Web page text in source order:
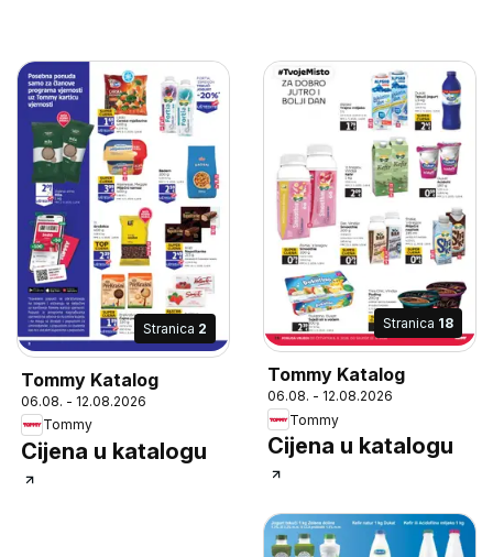
Stranica 2
Tommy Katalog
06.08. - 12.08.2026
Tommy
Cijena u katalogu
Stranica 18
Tommy Katalog
06.08. - 12.08.2026
Tommy
Cijena u katalogu